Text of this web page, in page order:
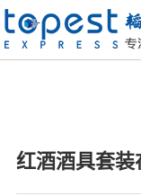
红酒酒具套